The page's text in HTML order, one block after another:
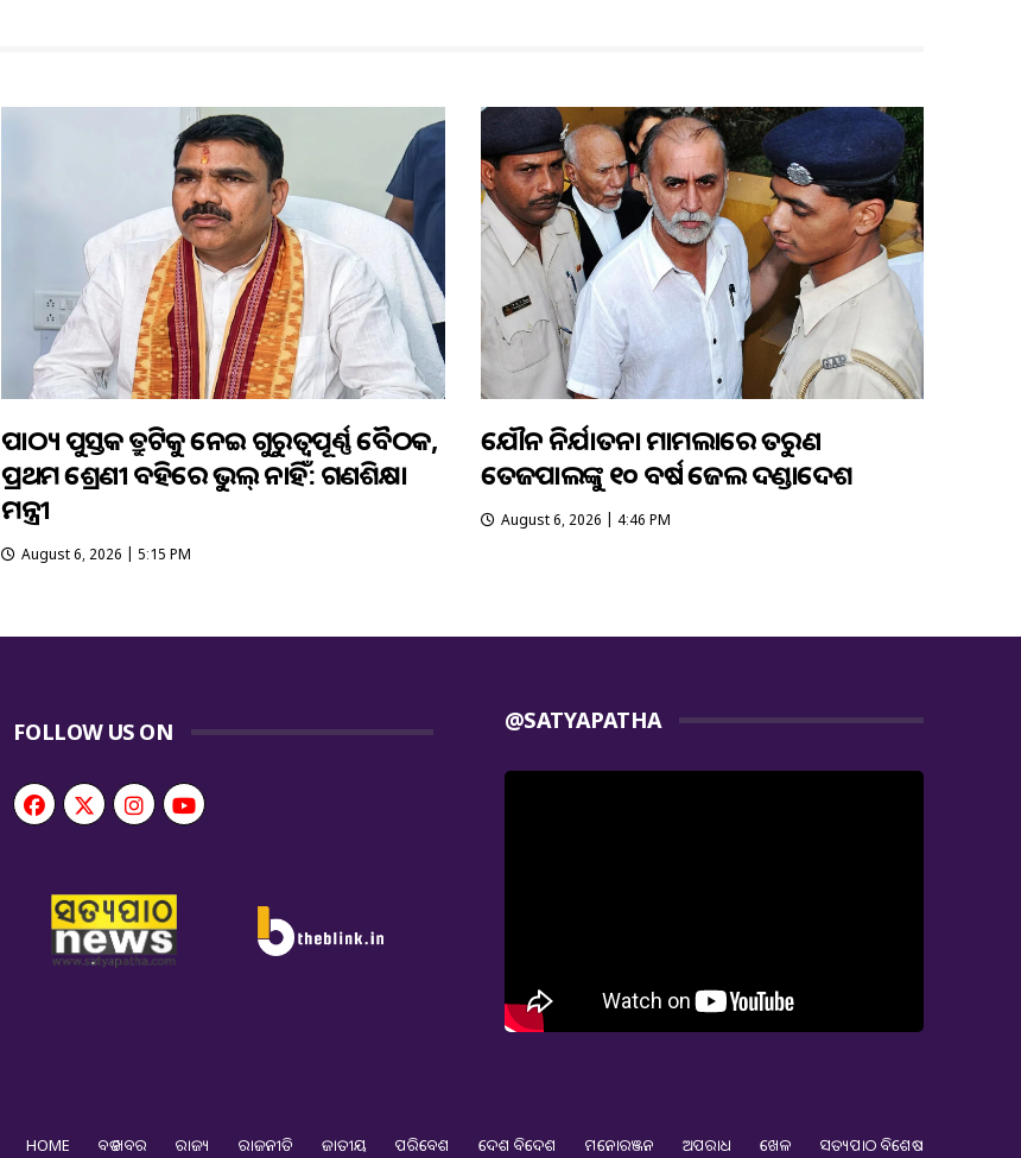
ପାଠ୍ୟ ପୁସ୍ତକ ତ୍ରୁଟିକୁ ନେଇ ଗୁରୁତ୍ବପୂର୍ଣ୍ଣ ବୈଠକ,
ପ୍ରଥମ ଶ୍ରେଣୀ ବହିରେ ଭୁଲ୍ ନାହିଁ: ଗଣଶିକ୍ଷା
ମନ୍ତ୍ରୀ
August 6, 2026 | 5:15 PM
ଯୌନ ନିର୍ଯାତନା ମାମଲାରେ ତରୁଣ
ତେଜପାଲଙ୍କୁ ୧୦ ବର୍ଷ ଜେଲ ଦଣ୍ଡାଦେଶ
August 6, 2026 | 4:46 PM
FOLLOW US ON @SATYAPATHA
HOME ବଡ ଖବର ରାଜ୍ୟ ରାଜନୀତି ଜାତୀୟ ପରିବେଶ ଦେଶ ବିଦେଶ ମନୋରଞ୍ଜନ ଅପରାଧ ଖେଳ ସତ୍ୟପାଠ ବିଶେଷ